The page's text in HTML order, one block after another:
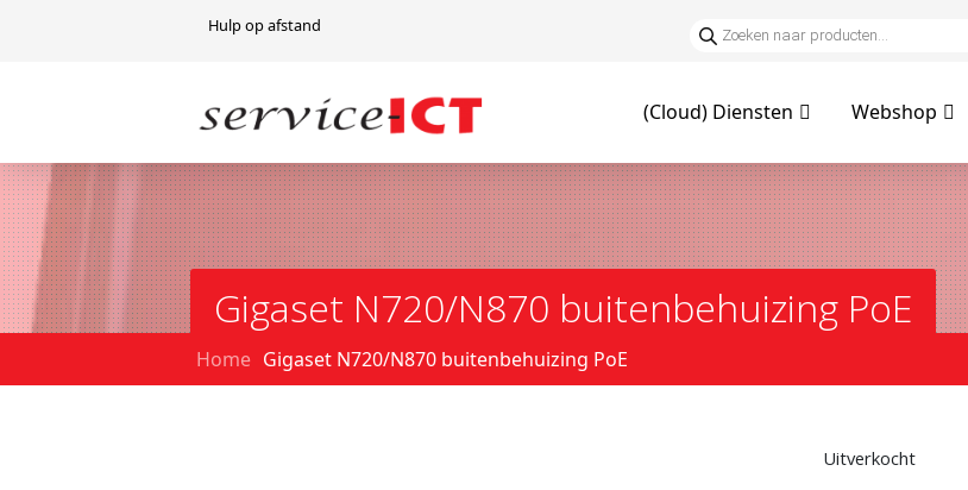
Hulp op afstand
(Cloud) Diensten Webshop
Gigaset N720/N870 buitenbehuizing PoE
Home Gigaset N720/N870 buitenbehuizing PoE
Uitverkocht